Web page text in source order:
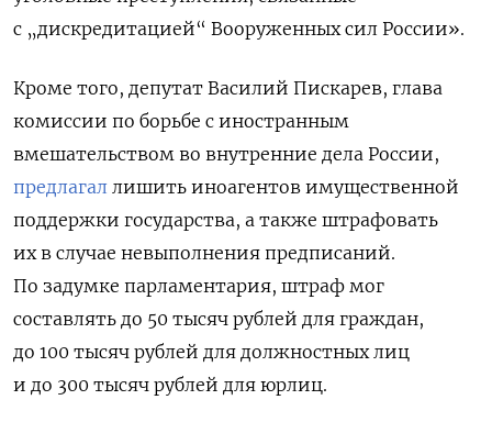
с „дискредитацией“ Вооруженных сил России».
Кроме того, депутат Василий Пискарев, глава
комиссии по борьбе с иностранным
вмешательством во внутренние дела России,
предлагал лишить иноагентов имущественной
поддержки государства, а также штрафовать
их в случае невыполнения предписаний.
По задумке парламентария, штраф мог
составлять до 50 тысяч рублей для граждан,
до 100 тысяч рублей для должностных лиц
и до 300 тысяч рублей для юрлиц.